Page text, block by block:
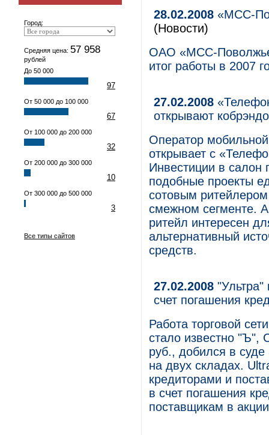
Город:
Средняя цена: 57 958
рублей
До 50 000
97
От 50 000 до 100 000
67
От 100 000 до 200 000
32
От 200 000 до 300 000
10
От 300 000 до 500 000
3
Все типы сайтов
28.02.2008 «МСС-
(Новости)
ОАО «МСС-
итог работы в 2007
27.02.2008
открывают
Оператор
открывает с
Инвестиции в
подобные проекты
сотовым
смежном сегменте.
ритейл интересен
альтернативный
средств.
27.02.2008 "Ультра"
счет погашения
Работа торговой
стало известно "Ъ",
руб., добился в
на двух складах.
кредиторами и
в счет погашения
поставщикам в